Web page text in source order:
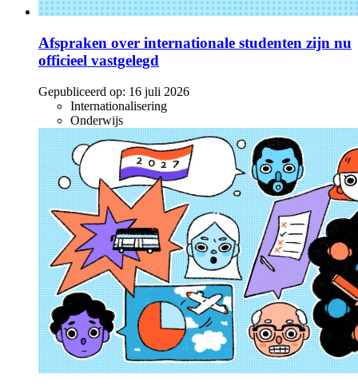
Afspraken over internationale studenten zijn nu
officieel vastgelegd
Gepubliceerd op: 16 juli 2026
Internationalisering
Onderwijs